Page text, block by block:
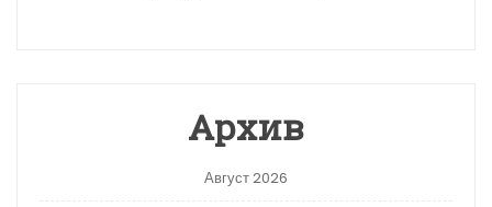
Архив
Август 2026